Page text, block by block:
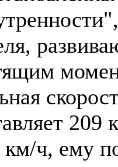
209
ч, ему